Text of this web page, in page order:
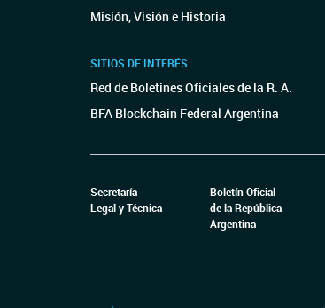
Misión, Visión e Historia
SITIOS DE INTERÉS
Red de Boletines Oficiales de la R. A.
BFA Blockchain Federal Argentina
Secretaría
Legal y Técnica
Boletín Oficial
de la República
Argentina